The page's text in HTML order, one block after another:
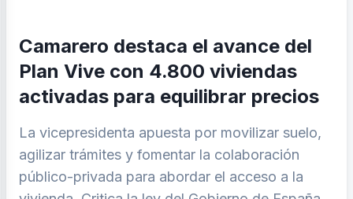
Camarero destaca el avance del
Plan Vive con 4.800 viviendas
activadas para equilibrar precios
La vicepresidenta apuesta por movilizar suelo,
agilizar trámites y fomentar la colaboración
público-privada para abordar el acceso a la